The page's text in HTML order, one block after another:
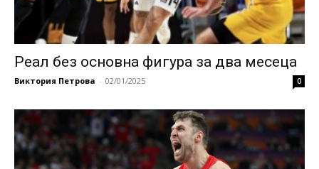
Реал без основна фигура за два месеца
Виктория Петрова - 02/01/2025 0